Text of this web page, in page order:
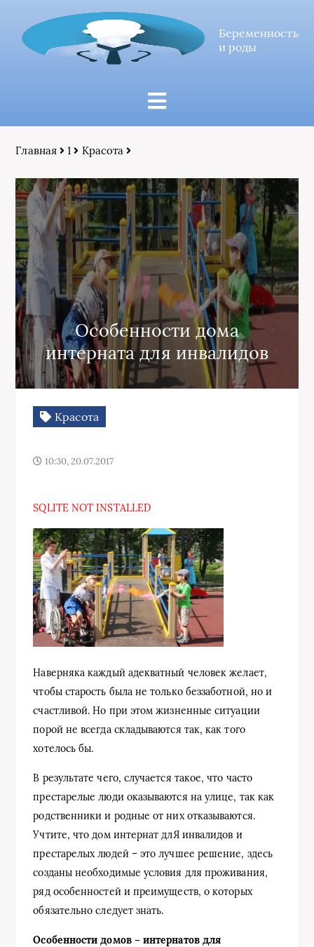
Беременность
и роды
Главная 1 Красота
Особенности дома
интерната для инвалидов
Красота
10:30, 20.07.2017
SQLITE NOT INSTALLED
Наверняка каждый адекватный человек желает,
чтобы старость была не только беззаботной, но и
счастливой. Но при этом жизненные ситуации
порой не всегда складываются так, как того
хотелось бы.
В результате чего, случается такое, что часто
престарелые люди оказываются на улице, так как
родственники и родные от них отказываются.
Учтите, что дом интернат длЯ инвалидов и
престарелых людей – это лучшее решение, здесь
созданы необходимые условия для проживания,
ряд особенностей и преимуществ, о которых
обязательно следует знать.
Особенности домов – интернатов для